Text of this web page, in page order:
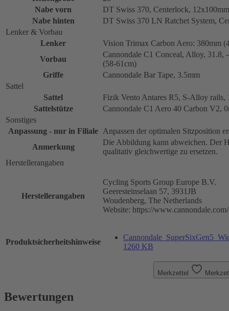
Nabe vorn
DT Swiss 370, Centerlock, 12x100mm
Nabe hinten
DT Swiss 370 LN Ratchet System,
Lenker & Vorbau
Lenker
Vision Trimax Carbon Aero: 380mm
Vorbau
Cannondale C1 Conceal, Alloy, 31.8,
(58-61cm)
Griffe
Cannondale Bar Tape, 3.5mm
Sattel
Sattel
Fizik Vento Antares R5, S-Alloy rails,
Sattelstütze
Cannondale C1 Aero 40 Carbon V2,
Sonstiges
Anpassung - nur in Filiale Anpassen der optimalen Sitzposition
Anmerkung
Die Abbildung kann abweichen. Der
qualitativ gleichwertige zu ersetzen.
Herstellerangaben
Herstellerangaben
Cycling Sports Group Europe B.V.
Geeresteinselaan 57, 3931JB
Woudenberg, The Netherlands
Website: https://
Produktsicherheitshinweise
1260 KB
Merkzettel
Bewertungen